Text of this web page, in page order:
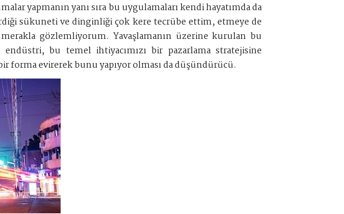
yapmanın yanı sıra bu uygulamaları kendi hayatımda da
sükuneti ve dinginliği çok kere tecrübe ettim, etmeye de
gözlemliyorum. Yavaşlamanın üzerine kurulan bu
bu temel ihtiyacımızı bir pazarlama stratejisine
forma evirerek bunu yapıyor olması da düşündürücü.